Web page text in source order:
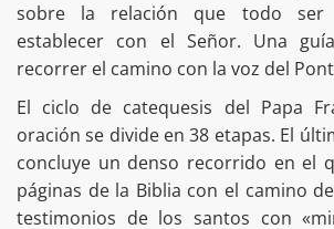
sobre la relación que todo ser
establecer con el Señor. Una
recorrer el camino con la voz del
El ciclo de catequesis del Papa
oración se divide en 38 etapas. El
concluye un denso recorrido en el
páginas de la Biblia con el camino
testimonios de los santos con